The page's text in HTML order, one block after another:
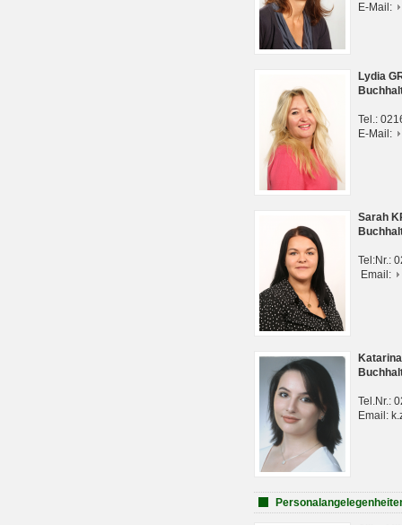
E-Mail:
Lydia
Tel.:
E-Mail:
Sarah
Tel:Nr.:
Email:
Tel.Nr.:
Email: